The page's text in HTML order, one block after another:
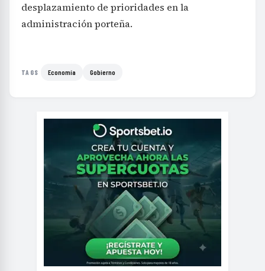
desplazamiento de prioridades en la
administración porteña.
TAGS Economía Gobierno